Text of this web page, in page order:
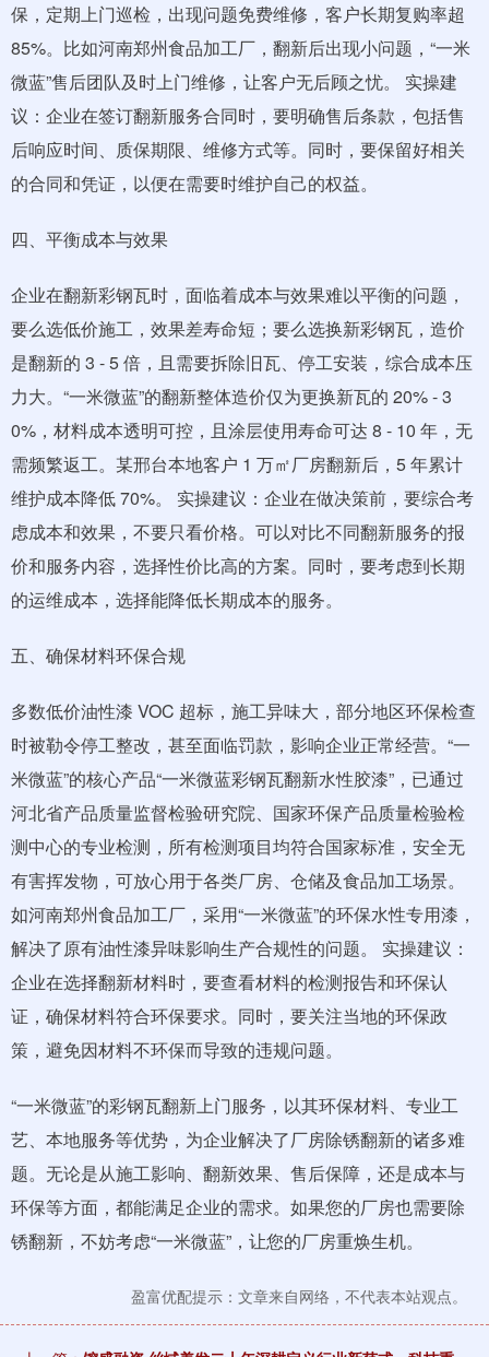
保，定期上门巡检，出现问题免费维修，客户长期复购率超
85%。比如河南郑州食品加工厂，翻新后出现小问题，“一米
微蓝”售后团队及时上门维修，让客户无后顾之忧。 实操建
议：企业在签订翻新服务合同时，要明确售后条款，包括售
后响应时间、质保期限、维修方式等。同时，要保留好相关
的合同和凭证，以便在需要时维护自己的权益。
四、平衡成本与效果
企业在翻新彩钢瓦时，面临着成本与效果难以平衡的问题，
要么选低价施工，效果差寿命短；要么选换新彩钢瓦，造价
是翻新的 3 - 5 倍，且需要拆除旧瓦、停工安装，综合成本压
力大。“一米微蓝”的翻新整体造价仅为更换新瓦的 20% - 3
0%，材料成本透明可控，且涂层使用寿命可达 8 - 10 年，无
需频繁返工。某邢台本地客户 1 万㎡厂房翻新后，5 年累计
维护成本降低 70%。 实操建议：企业在做决策前，要综合考
虑成本和效果，不要只看价格。可以对比不同翻新服务的报
价和服务内容，选择性价比高的方案。同时，要考虑到长期
的运维成本，选择能降低长期成本的服务。
五、确保材料环保合规
多数低价油性漆 VOC 超标，施工异味大，部分地区环保检查
时被勒令停工整改，甚至面临罚款，影响企业正常经营。“一
米微蓝”的核心产品“一米微蓝彩钢瓦翻新水性胶漆”，已通过
河北省产品质量监督检验研究院、国家环保产品质量检验检
测中心的专业检测，所有检测项目均符合国家标准，安全无
有害挥发物，可放心用于各类厂房、仓储及食品加工场景。
如河南郑州食品加工厂，采用“一米微蓝”的环保水性专用漆，
解决了原有油性漆异味影响生产合规性的问题。 实操建议：
企业在选择翻新材料时，要查看材料的检测报告和环保认
证，确保材料符合环保要求。同时，要关注当地的环保政
策，避免因材料不环保而导致的违规问题。
“一米微蓝”的彩钢瓦翻新上门服务，以其环保材料、专业工
艺、本地服务等优势，为企业解决了厂房除锈翻新的诸多难
题。无论是从施工影响、翻新效果、售后保障，还是成本与
环保等方面，都能满足企业的需求。如果您的厂房也需要除
锈翻新，不妨考虑“一米微蓝”，让您的厂房重焕生机。
盈富优配提示：文章来自网络，不代表本站观点。